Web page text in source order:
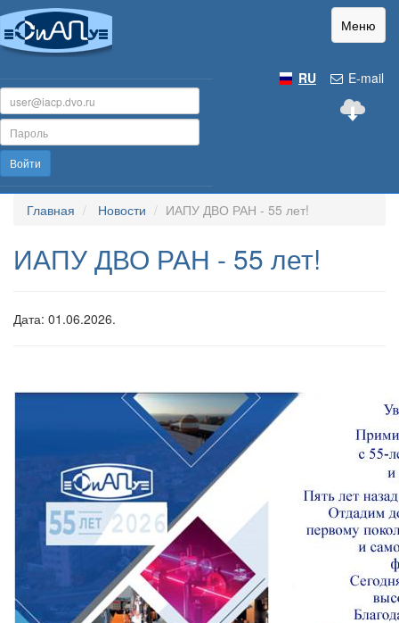
Меню
E-mail
RU
Войти
Главная Новости ИАПУ ДВО РАН - 55 лет!
ИАПУ ДВО РАН - 55 лет!
Дата: 01.06.2026.